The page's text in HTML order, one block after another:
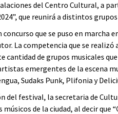
del Centro Cultural, a
que reunirá a distintos
que se puso en marcha
La competencia que se
cantidad de grupos musicales
emergentes de la escena
Sudaks Punk, Plifonia y
del festival, la secretaria de
de la ciudad, al decir que